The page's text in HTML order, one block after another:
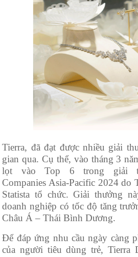
Tierra, đã đạt được nhiều giải
gian qua. Cụ thể, vào tháng 3
lọt vào Top 6 trong giải
Companies Asia-Pacific 2024 do
Statista tổ chức. Giải thưởng
doanh nghiệp có tốc độ tăng
Châu Á – Thái Bình Dương.
Để đáp ứng nhu cầu ngày càng
của người tiêu dùng trẻ, Tierra